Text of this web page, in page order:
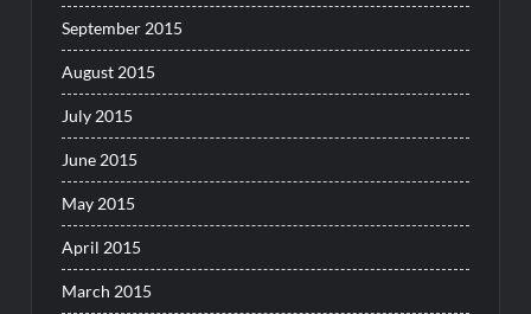
September 2015
August 2015
July 2015
June 2015
May 2015
April 2015
March 2015